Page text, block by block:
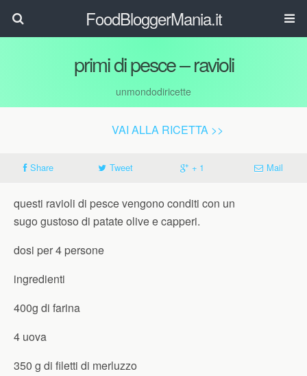
FoodBloggerMania.it
primi di pesce – ravioli
unmondodiricette
VAI ALLA RICETTA >>
Share Tweet + 1 Mail
questi ravioli di pesce vengono conditi con un
sugo gustoso di patate olive e capperi.
dosi per 4 persone
ingredienti
400g di farina
4 uova
350 g di filetti di merluzzo